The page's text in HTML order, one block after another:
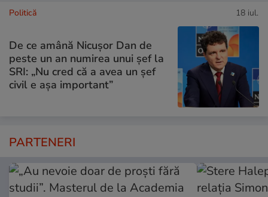
Politică 18 iul.
De ce amână Nicușor Dan de
peste un an numirea unui șef la
SRI: „Nu cred că a avea un şef
civil e așa important”
PARTENERI